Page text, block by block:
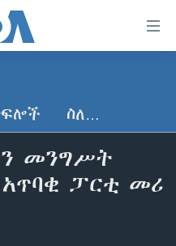
ስለ…
መንግሥት
ፓርቲ መሪ